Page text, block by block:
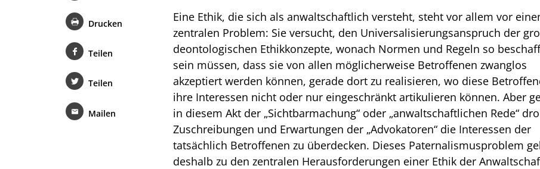
Eine Ethik, die sich als an­waltschaftlich versteht, steht vor allem vor
zentra­len Problem: Sie versucht, den Universalisierungsanspruch der
deontologischen Ethikkonzepte, wonach Nor­men und Regeln so
sein müssen, dass sie von al­len möglicherweise Betroffe­nen zwanglos
akzeptiert wer­den können, gerade dort zu realisieren, wo diese
ihre Interessen nicht oder nur eingeschränkt artikulieren können. Aber
in diesem Akt der „Sichtbar­machung“ oder „anwaltschaftlichen Re­de“
Zuschreibungen und Erwar­tungen der „Advokatoren“ die Interessen der
tatsächlich Betroffenen zu überde­cken. Dieses Paternalismusproblem
deshalb zu den zentralen Herausfor­derungen einer Ethik der
Drucken
Teilen
Teilen
Mailen